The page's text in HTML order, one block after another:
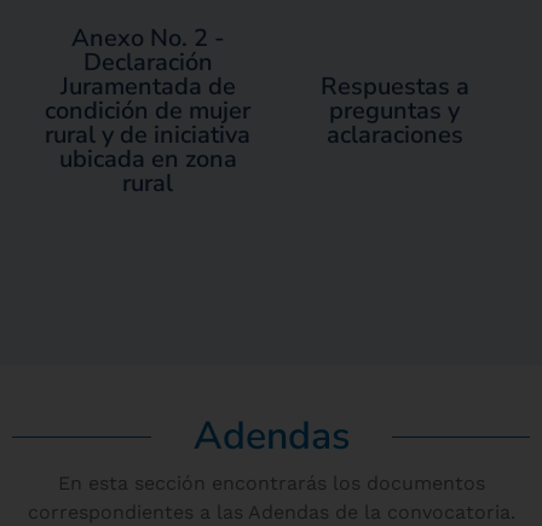
Anexo No. 2 -
Declaración
Juramentada de
condición de mujer
rural y de iniciativa
ubicada en zona
rural
Respuestas a
preguntas y
aclaraciones
Adendas
En esta sección encontrarás los documentos
correspondientes a las Adendas de la convocatoria.